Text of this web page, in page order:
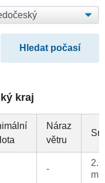
kraj
Náraz
větru
-
2.6